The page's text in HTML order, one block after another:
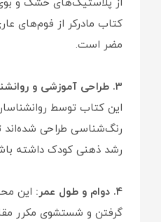
از پلاستیک‌های خشک و
مضر است.
۳. طراحی آموزشی و روانشناختی:
این کتاب توسط
رنگ‌شناسی طراحی شده‌اند
رشد ذهنی کودک داشته
۴. دوام و طول عمر:
این
گرفتن و شستشوی مکرر